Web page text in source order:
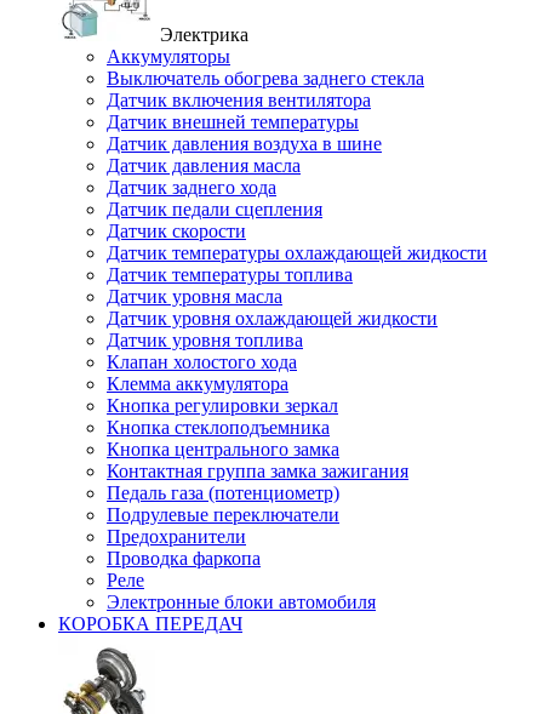
Электрика
Аккумуляторы
Выключатель обогрева заднего стекла
Датчик включения вентилятора
Датчик внешней температуры
Датчик давления воздуха в шине
Датчик давления масла
Датчик заднего хода
Датчик педали сцепления
Датчик скорости
Датчик температуры охлаждающей жидкости
Датчик температуры топлива
Датчик уровня масла
Датчик уровня охлаждающей жидкости
Датчик уровня топлива
Клапан холостого хода
Клемма аккумулятора
Кнопка регулировки зеркал
Кнопка стеклоподъемника
Кнопка центрального замка
Контактная группа замка зажигания
Педаль газа (потенциометр)
Подрулевые переключатели
Предохранители
Проводка фаркопа
Реле
Электронные блоки автомобиля
КОРОБКА ПЕРЕДАЧ